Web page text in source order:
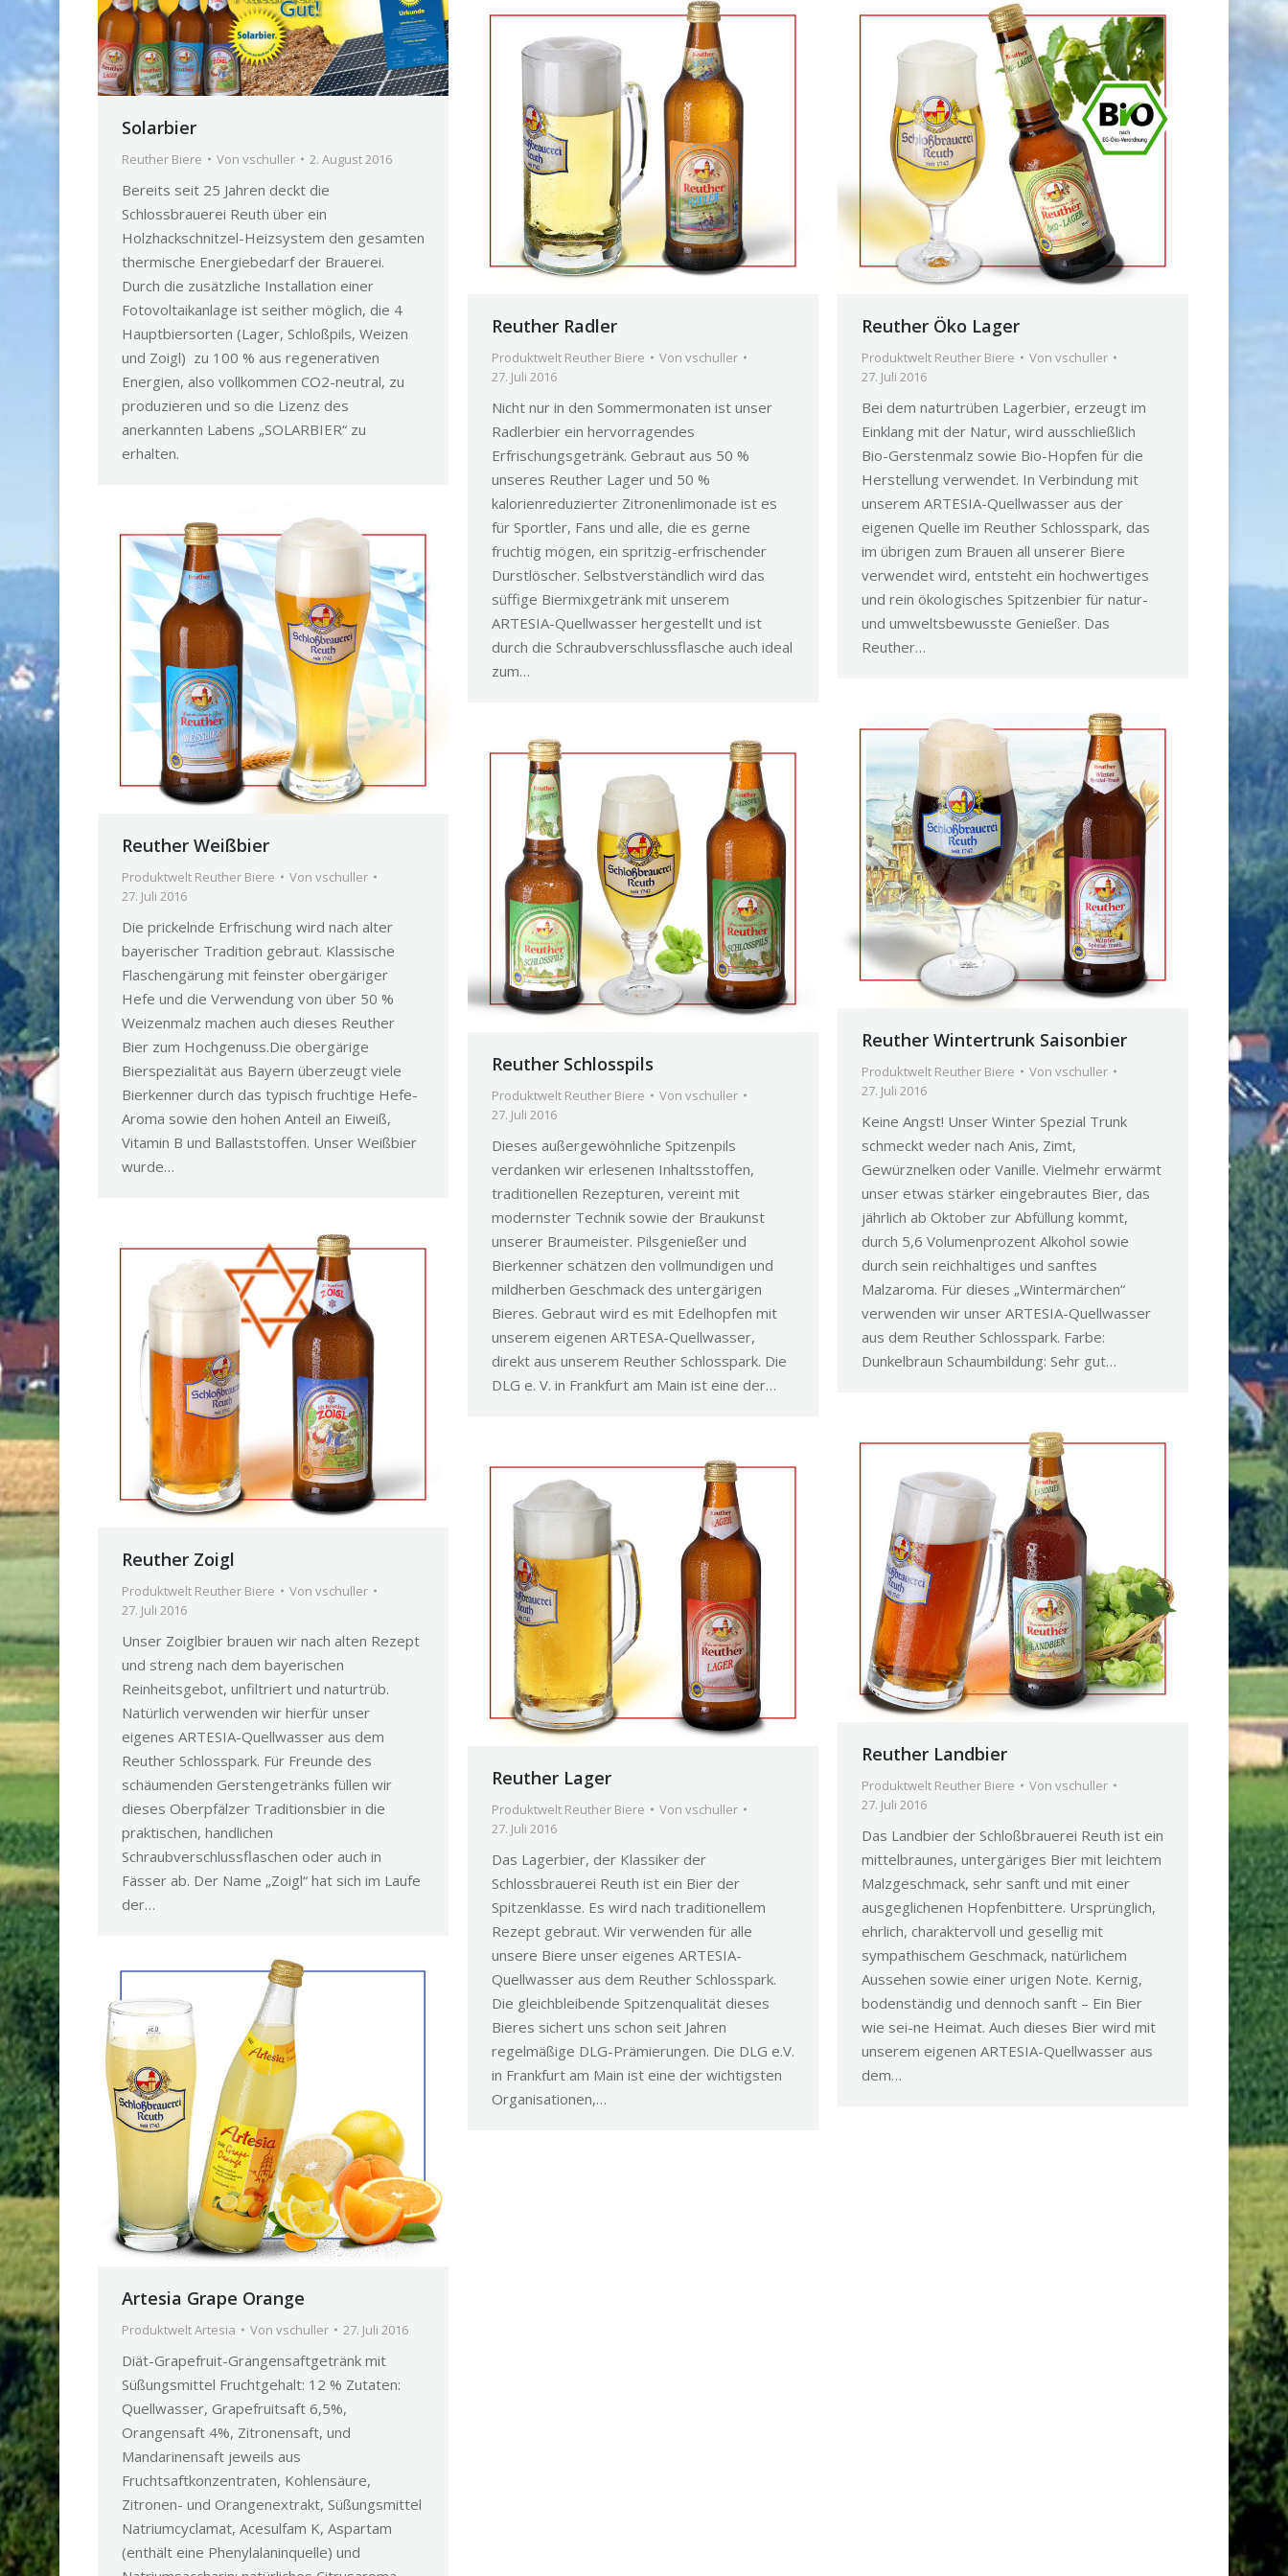
Solarbier
Reuther Biere Von vschuller 2. August 2016
Bereits seit 25 Jahren deckt die
Schlossbrauerei Reuth über ein
Holzhackschnitzel-Heizsystem den gesamten
thermische Energiebedarf der Brauerei.
Durch die zusätzliche Installation einer
Fotovoltaikanlage ist seither möglich, die 4
Hauptbiersorten (Lager, Schloßpils, Weizen
und Zoigl) zu 100 % aus regenerativen
Energien, also vollkommen CO2-neutral, zu
produzieren und so die Lizenz des
anerkannten Labens „SOLARBIER“ zu
erhalten.
Reuther Radler
Produktwelt Reuther Biere Von vschuller
27. Juli 2016
Nicht nur in den Sommermonaten ist unser
Radlerbier ein hervorragendes
Erfrischungsgetränk. Gebraut aus 50 %
unseres Reuther Lager und 50 %
kalorienreduzierter Zitronenlimonade ist es
für Sportler, Fans und alle, die es gerne
fruchtig mögen, ein spritzig-erfrischender
Durstlöscher. Selbstverständlich wird das
süffige Biermixgetränk mit unserem
ARTESIA-Quellwasser hergestellt und ist
durch die Schraubverschlussflasche auch ideal
zum…
Reuther Öko Lager
Produktwelt Reuther Biere Von vschuller
27. Juli 2016
Bei dem naturtrüben Lagerbier, erzeugt im
Einklang mit der Natur, wird ausschließlich
Bio-Gerstenmalz sowie Bio-Hopfen für die
Herstellung verwendet. In Verbindung mit
unserem ARTESIA-Quellwasser aus der
eigenen Quelle im Reuther Schlosspark, das
im übrigen zum Brauen all unserer Biere
verwendet wird, entsteht ein hochwertiges
und rein ökologisches Spitzenbier für natur-
und umweltsbewusste Genießer. Das
Reuther…
Reuther Weißbier
Produktwelt Reuther Biere Von vschuller
27. Juli 2016
Die prickelnde Erfrischung wird nach alter
bayerischer Tradition gebraut. Klassische
Flaschengärung mit feinster obergäriger
Hefe und die Verwendung von über 50 %
Weizenmalz machen auch dieses Reuther
Bier zum Hochgenuss.Die obergärige
Bierspezialität aus Bayern überzeugt viele
Bierkenner durch das typisch fruchtige Hefe-
Aroma sowie den hohen Anteil an Eiweiß,
Vitamin B und Ballaststoffen. Unser Weißbier
wurde…
Reuther Wintertrunk Saisonbier
Produktwelt Reuther Biere Von vschuller
27. Juli 2016
Keine Angst! Unser Winter Spezial Trunk
schmeckt weder nach Anis, Zimt,
Gewürznelken oder Vanille. Vielmehr erwärmt
unser etwas stärker eingebrautes Bier, das
jährlich ab Oktober zur Abfüllung kommt,
durch 5,6 Volumenprozent Alkohol sowie
durch sein reichhaltiges und sanftes
Malzaroma. Für dieses „Wintermärchen“
verwenden wir unser ARTESIA-Quellwasser
aus dem Reuther Schlosspark. Farbe:
Dunkelbraun Schaumbildung: Sehr gut…
Reuther Schlosspils
Produktwelt Reuther Biere Von vschuller
27. Juli 2016
Dieses außergewöhnliche Spitzenpils
verdanken wir erlesenen Inhaltsstoffen,
traditionellen Rezepturen, vereint mit
modernster Technik sowie der Braukunst
unserer Braumeister. Pilsgenießer und
Bierkenner schätzen den vollmundigen und
mildherben Geschmack des untergärigen
Bieres. Gebraut wird es mit Edelhopfen mit
unserem eigenen ARTESA-Quellwasser,
direkt aus unserem Reuther Schlosspark. Die
DLG e. V. in Frankfurt am Main ist eine der…
Reuther Zoigl
Produktwelt Reuther Biere Von vschuller
27. Juli 2016
Unser Zoiglbier brauen wir nach alten Rezept
und streng nach dem bayerischen
Reinheitsgebot, unfiltriert und naturtrüb.
Natürlich verwenden wir hierfür unser
eigenes ARTESIA-Quellwasser aus dem
Reuther Schlosspark. Für Freunde des
schäumenden Gerstengetränks füllen wir
dieses Oberpfälzer Traditionsbier in die
praktischen, handlichen
Schraubverschlussflaschen oder auch in
Fässer ab. Der Name „Zoigl“ hat sich im Laufe
der…
Reuther Landbier
Produktwelt Reuther Biere Von vschuller
27. Juli 2016
Das Landbier der Schloßbrauerei Reuth ist ein
mittelbraunes, untergäriges Bier mit leichtem
Malzgeschmack, sehr sanft und mit einer
ausgeglichenen Hopfenbittere. Ursprünglich,
ehrlich, charaktervoll und gesellig mit
sympathischem Geschmack, natürlichem
Aussehen sowie einer urigen Note. Kernig,
bodenständig und dennoch sanft – Ein Bier
wie sei-ne Heimat. Auch dieses Bier wird mit
unserem eigenen ARTESIA-Quellwasser aus
dem…
Reuther Lager
Produktwelt Reuther Biere Von vschuller
27. Juli 2016
Das Lagerbier, der Klassiker der
Schlossbrauerei Reuth ist ein Bier der
Spitzenklasse. Es wird nach traditionellem
Rezept gebraut. Wir verwenden für alle
unsere Biere unser eigenes ARTESIA-
Quellwasser aus dem Reuther Schlosspark.
Die gleichbleibende Spitzenqualität dieses
Bieres sichert uns schon seit Jahren
regelmäßige DLG-Prämierungen. Die DLG e.V.
in Frankfurt am Main ist eine der wichtigsten
Organisationen,…
Artesia Grape Orange
Produktwelt Artesia Von vschuller 27. Juli 2016
Diät-Grapefruit-Grangensaftgetränk mit
Süßungsmittel Fruchtgehalt: 12 % Zutaten:
Quellwasser, Grapefruitsaft 6,5%,
Orangensaft 4%, Zitronensaft, und
Mandarinensaft jeweils aus
Fruchtsaftkonzentraten, Kohlensäure,
Zitronen- und Orangenextrakt, Süßungsmittel
Natriumcyclamat, Acesulfam K, Aspartam
(enthält eine Phenylalaninquelle) und